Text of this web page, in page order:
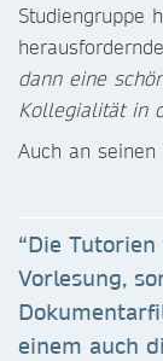
Studiengruppe
dann eine
Kollegialität in
Auch an
“Die
Vorlesung,
einem auch